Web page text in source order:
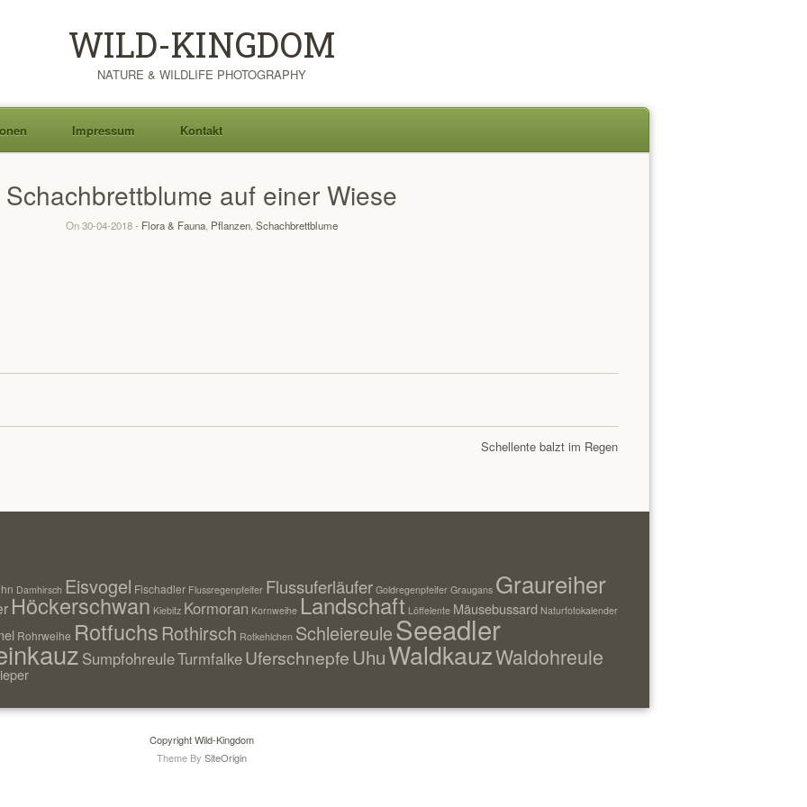
WILD-KINGDOM
NATURE & WILDLIFE PHOTOGRAPHY
Impressum Kontakt
Schachbrettblume auf einer Wiese
On 30-04-2018 - Flora & Fauna Pflanzen Schachbrettblume
Schellente balzt im Regen
Damhirsch Eisvogel Fischadler Flussregenpfeifer Flussuferläufer Goldregenpfeifer Graugans Graureiher
Höckerschwan Kiebitz Kormoran Kornweihe Landschaft Löffelente Mäusebussard Naturfotokalender
Rohrweihe Rotfuchs Rothirsch Rotkehlchen SchleiereuleSeeadler
SumpfohreuleTurmfalkeUferschnepfeUhuWaldkauzWaldohreule
Copyright Wild-Kingdom
Theme By SiteOrigin